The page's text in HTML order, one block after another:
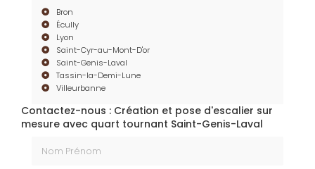
Bron
Écully
Lyon
Saint-Cyr-au-Mont-D'or
Saint-Genis-Laval
Tassin-la-Demi-Lune
Villeurbanne
Contactez-nous : Création et pose d'escalier sur
mesure avec quart tournant Saint-Genis-Laval